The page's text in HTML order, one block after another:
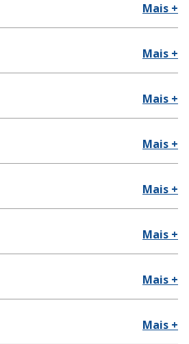
Mais +
Mais +
Mais +
Mais +
Mais +
Mais +
Mais +
Mais +